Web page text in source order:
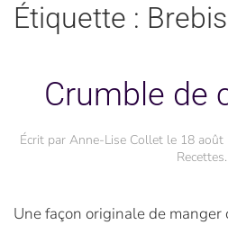
Étiquette : Brebis
Crumble de
Écrit par Anne-Lise Collet le 18 août
Recettes.
Une façon originale de manger